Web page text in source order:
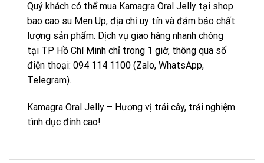
Quý khách có thể mua Kamagra Oral Jelly tại shop
bao cao su Men Up, địa chỉ uy tín và đảm bảo chất
lượng sản phẩm. Dịch vụ giao hàng nhanh chóng
tại TP Hồ Chí Minh chỉ trong 1 giờ, thông qua số
điện thoại: 094 114 1100 (Zalo, WhatsApp,
Telegram).
Kamagra Oral Jelly – Hương vị trái cây, trải nghiệm
tình dục đỉnh cao!